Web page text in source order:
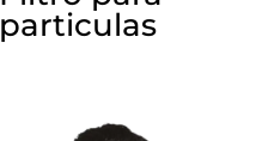
particulas